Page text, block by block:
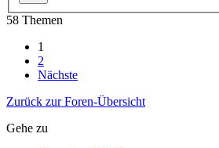
58 Themen
1
2
Nächste
Zurück zur Foren-Übersicht
Gehe zu